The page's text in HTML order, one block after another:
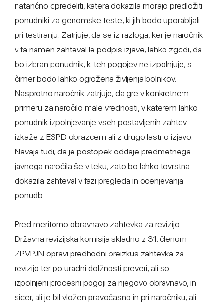
natančno opredeliti, katera dokazila morajo predložiti
ponudniki za genomske teste, ki jih bodo uporabljali
pri testiranju. Zatrjuje, da se iz razloga, ker je naročnik
v ta namen zahteval le podpis izjave, lahko zgodi, da
bo izbran ponudnik, ki teh pogojev ne izpolnjuje, s
čimer bodo lahko ogrožena življenja bolnikov.
Nasprotno naročnik zatrjuje, da gre v konkretnem
primeru za naročilo male vrednosti, v katerem lahko
ponudnik izpolnjevanje vseh postavljenih zahtev
izkaže z ESPD obrazcem ali z drugo lastno izjavo.
Navaja tudi, da je postopek oddaje predmetnega
javnega naročila še v teku, zato bo lahko tovrstna
dokazila zahteval v fazi pregleda in ocenjevanja
ponudb.
Pred meritorno obravnavo zahtevka za revizijo
Državna revizijska komisija skladno z 31. členom
ZPVPJN opravi predhodni preizkus zahtevka za
revizijo ter po uradni dolžnosti preveri, ali so
izpolnjeni procesni pogoji za njegovo obravnavo, in
sicer, ali je bil vložen pravočasno in pri naročniku, ali